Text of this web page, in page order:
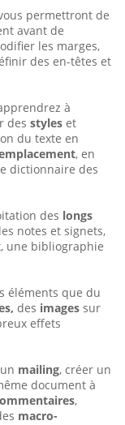
permettront de
avant de
les marges,
des en-têtes et
à
des styles et
du texte en
, en
dictionnaire des
des longs
notes et signets,
une bibliographie
éléments que du
des images sur
effets
mailing, créer un
document à
,
macro-